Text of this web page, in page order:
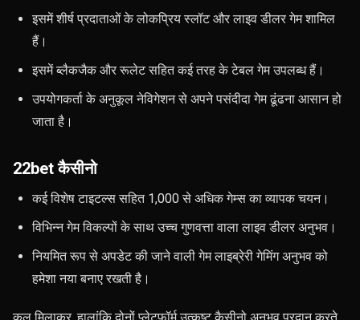
इसमें शीर्ष प्रदाताओं के लोकप्रिय स्लॉट और लाइव डीलर गेम शामिल
हैं।
इसमें ब्लैकजैक और रूलेट सहित कई तरह के टेबल गेम उपलब्ध हैं।
उपयोगकर्ता के अनुकूल नेविगेशन से अपने पसंदीदा गेम ढूंढना आसान हो
जाता है।
22bet कैसीनो
कई विशेष टाइटल्स सहित 1,000 से अधिक गेम्स का व्यापक चयन।
विभिन्न गेम विकल्पों के साथ उच्च गुणवत्ता वाला लाइव डीलर अनुभव।
नियमित रूप से अपडेट की जाने वाली गेम लाइब्रेरी गेमिंग अनुभव को
हमेशा नया बनाए रखती है।